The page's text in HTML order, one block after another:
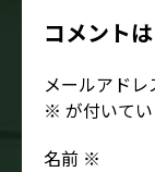
コメント
メールアドレ
※ が付いて
名前 ※